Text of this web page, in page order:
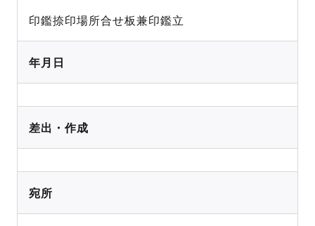
印鑑捺印場所合せ板兼印鑑立
年月日
差出・作成
宛所